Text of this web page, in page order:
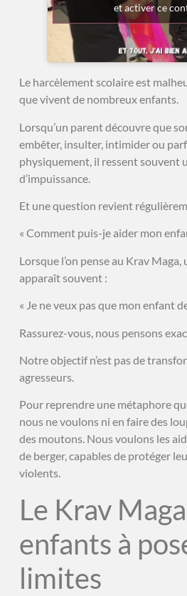
et activer ce
Le harcèlement scolaire est
que vivent de nombreux enfants.
Lorsqu’un parent découvre que
embêter, insulter, intimider ou
physiquement, il ressent souvent
d’impuissance.
Et une question revient
« Comment puis-je aider mon
Lorsque l’on pense au Krav
apparaît souvent :
« Je ne veux pas que mon enfant
Rassurez-vous, nous pensons
Notre objectif n’est pas de
agresseurs.
Pour reprendre une métaphore
nous ne voulons ni en faire des
des moutons. Nous voulons les
de berger, capables de protéger
violents.
Le Krav
enfants à
limites